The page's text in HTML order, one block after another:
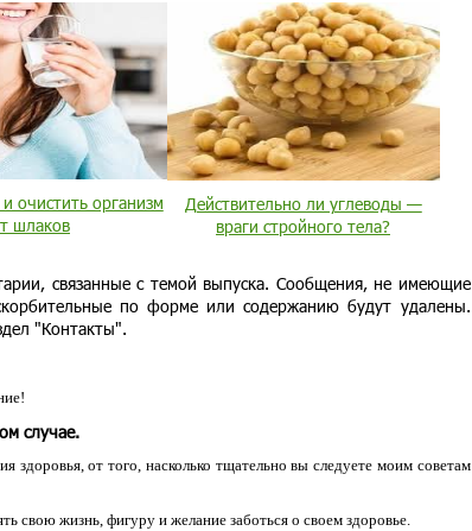
очистить организм
шлаков
Действительно ли углеводы —
враги стройного тела?
связанные с темой выпуска. Сообщения, не имеющие
по форме или содержанию будут удалены.
"Контакты".
случае.
здоровья, от того, насколько тщательно вы следуете моим советам
свою жизнь, фигуру и желание заботься о своем здоровье.